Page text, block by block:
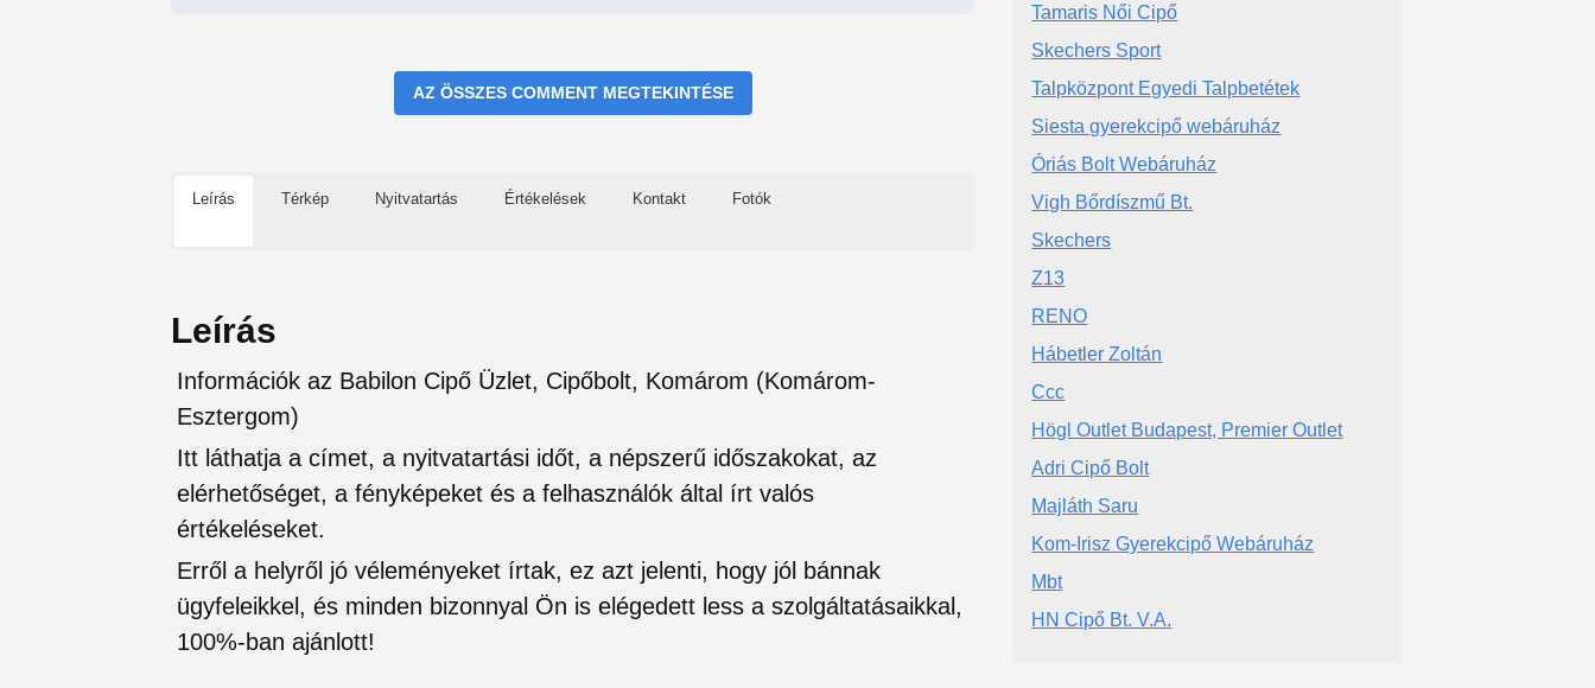
AZ ÖSSZES COMMENT MEGTEKINTÉSE
Leírás Térkép Nyitvatartás Értékelések Kontakt Fotók
Leírás
Információk az Babilon Cipő Üzlet, Cipőbolt, Komárom (Komárom-
Esztergom)
Itt láthatja a címet, a nyitvatartási időt, a népszerű időszakokat, az
elérhetőséget, a fényképeket és a felhasználók által írt valós
értékeléseket.
Erről a helyről jó véleményeket írtak, ez azt jelenti, hogy jól bánnak
ügyfeleikkel, és minden bizonnyal Ön is elégedett less a szolgáltatásaikkal,
100%-ban ajánlott!
Tamaris Női Cipő
Skechers Sport
Talpközpont Egyedi Talpbetétek
Siesta gyerekcipő webáruház
Óriás Bolt Webáruház
Vigh Bőrdíszmű Bt.
Skechers
Z13
RENO
Hábetler Zoltán
Ccc
Högl Outlet Budapest, Premier Outlet
Adri Cipő Bolt
Majláth Saru
Kom-Irisz Gyerekcipő Webáruház
Mbt
HN Cipő Bt. V.A.